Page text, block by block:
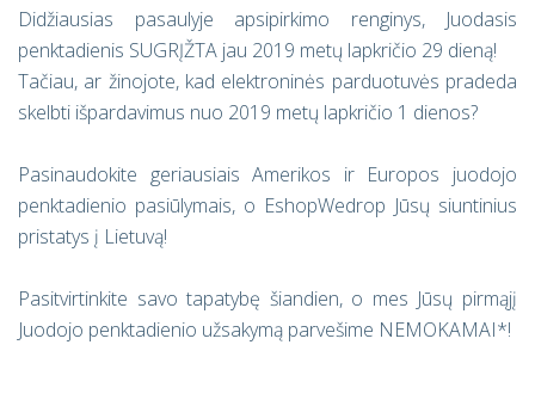
Didžiausias pasaulyje apsipirkimo renginys, Juodasis
penktadienis SUGRĮŽTA jau 2019 metų lapkričio 29 dieną!
Tačiau, ar žinojote, kad elektroninės parduotuvės pradeda
skelbti išpardavimus nuo 2019 metų lapkričio 1 dienos?
Pasinaudokite geriausiais Amerikos ir Europos juodojo
penktadienio pasiūlymais, o EshopWedrop Jūsų siuntinius
pristatys į Lietuvą!
Pasitvirtinkite savo tapatybę šiandien, o mes Jūsų pirmąjį
Juodojo penktadienio užsakymą parvešime NEMOKAMAI*!